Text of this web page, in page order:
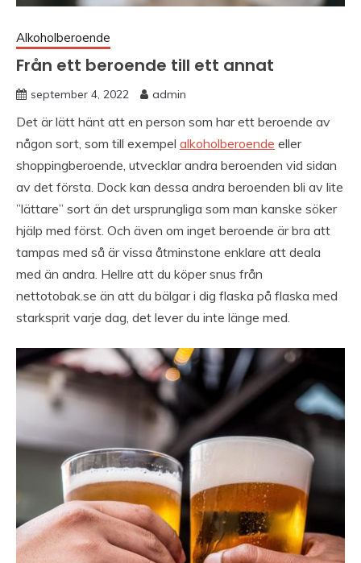
Alkoholberoende
Från ett beroende till ett annat
september 4, 2022 admin
Det är lätt hänt att en person som har ett beroende av
någon sort, som till exempel alkoholberoende eller
shoppingberoende, utvecklar andra beroenden vid sidan
av det första. Dock kan dessa andra beroenden bli av lite
”lättare” sort än det ursprungliga som man kanske söker
hjälp med först. Och även om inget beroende är bra att
tampas med så är vissa åtminstone enklare att deala
med än andra. Hellre att du köper snus från
nettotobak.se än att du bälgar i dig flaska på flaska med
starksprit varje dag, det lever du inte länge med.